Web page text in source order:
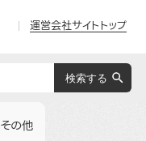
運営会社サイトトップ
その他